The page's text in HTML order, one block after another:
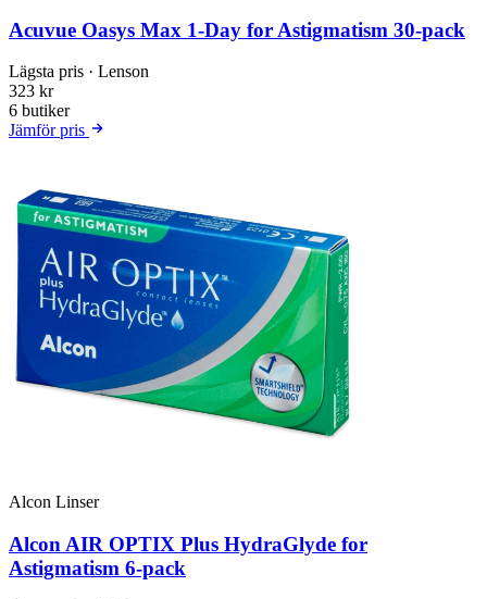
Acuvue Oasys Max 1-Day for Astigmatism 30-pack
Lägsta pris · Lenson
323 kr
6 butiker
Jämför pris
Alcon Linser
Alcon AIR OPTIX Plus HydraGlyde for
Astigmatism 6-pack